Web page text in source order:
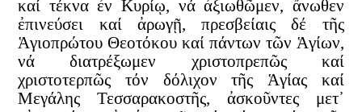
καί τέκνα ἐν Κυρίῳ, νά ἀξιωθῶμεν, ἄνωθεν
ἐπινεύσει καί ἀρωγῇ, πρεσβείαις δέ τῆς
Ἁγιοπρώτου Θεοτόκου καί πάντων τῶν Ἁγίων,
νά διατρέξωμεν χριστοπρεπῶς καί
χριστοτερπῶς τόν δόλιχον τῆς Ἁγίας καί
Μεγάλης Τεσσαρακοστῆς, ἀσκοῦντες μετ᾿